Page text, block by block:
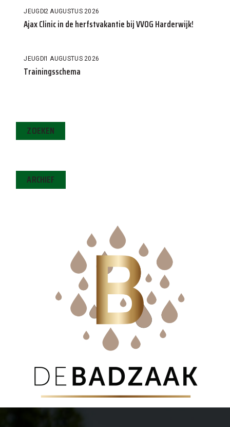
JEUGD2 AUGUSTUS 2026
Ajax Clinic in de herfstvakantie bij VVOG Harderwijk!
JEUGD1 AUGUSTUS 2026
Trainingsschema
ZOEKEN
ARCHIEF